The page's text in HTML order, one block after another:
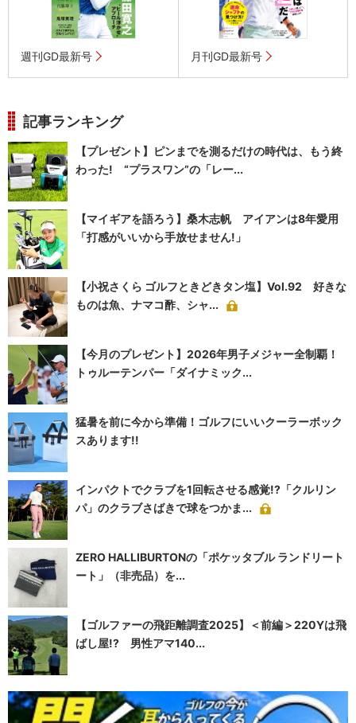
週刊GD最新号 月刊GD最新号
記事ランキング
【プレゼント】ピンまでを測るだけの時代は、もう終
わった! “プラスワン”の「レー...
【マイギアを語ろう】桑木志帆 アイアンは8年愛用
「打感がいいから手放せません!」
【小祝さくら ゴルフときどきタン塩】Vol.92 好きな
ものは魚、ナマコ酢、シャ...
【今月のプレゼント】2026年男子メジャー全制覇！
トゥルーテンパー「ダイナミック...
猛暑を前に今から準備！ゴルフにいいクーラーボック
スあります!!
インパクトでクラブを1回転させる感覚!?「クルリン
パ」のクラブさばきで球をつかま...
ZERO HALLIBURTONの「ポケッタブル ランドリート
ート」（非売品）を...
【ゴルファーの飛距離調査2025】＜前編＞220Yは飛
ばし屋!? 男性アマ140...